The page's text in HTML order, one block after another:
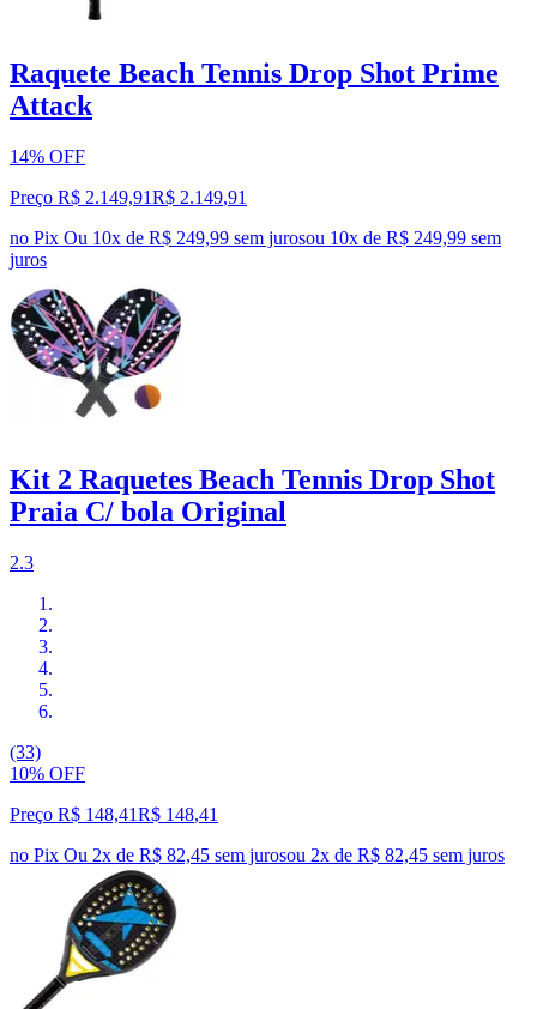
Raquete Beach Tennis Drop Shot Prime
Attack
14% OFF
Preço R$ 2.149,91R$ 2.149,91
no Pix Ou 10x de R$ 249,99 sem jurosou 10x de R$ 249,99 sem
juros
Kit 2 Raquetes Beach Tennis Drop Shot
Praia C/ bola Original
2.3
(33)
10% OFF
Preço R$ 148,41R$ 148,41
no Pix Ou 2x de R$ 82,45 sem jurosou 2x de R$ 82,45 sem juros